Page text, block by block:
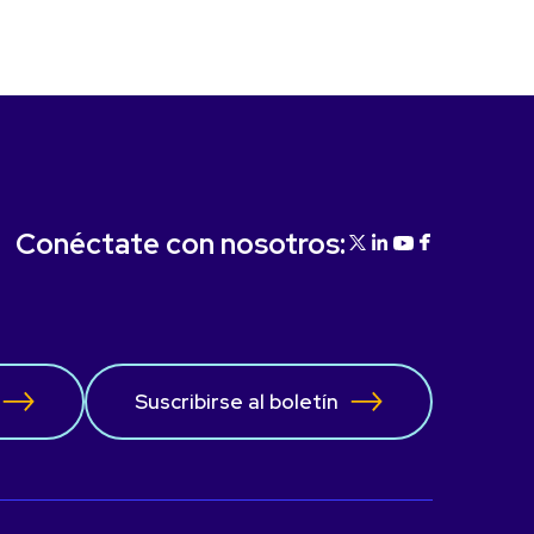
Suscribirse al boletín
Conéctate con nosotros: